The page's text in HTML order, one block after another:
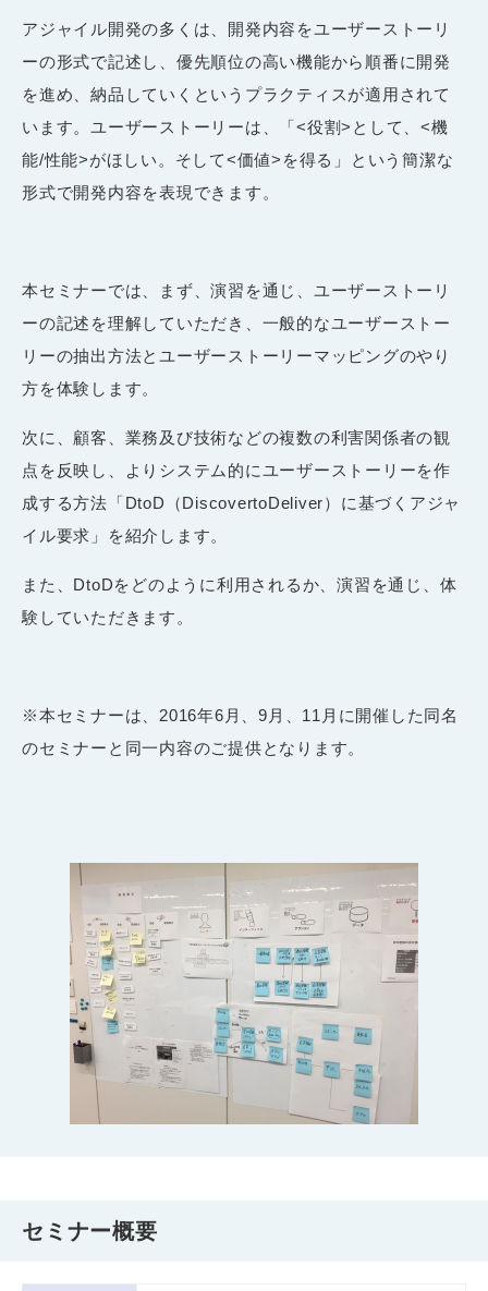
アジャイル開発の多くは、開発内容をユーザーストーリ
ーの形式で記述し、優先順位の高い機能から順番に開発
を進め、納品していくというプラクティスが適用されて
います。ユーザーストーリーは、「<役割>として、<機
能/性能>がほしい。そして<価値>を得る」という簡潔な
形式で開発内容を表現できます。
本セミナーでは、まず、演習を通じ、ユーザーストーリ
ーの記述を理解していただき、一般的なユーザーストー
リーの抽出方法とユーザーストーリーマッピングのやり
方を体験します。
次に、顧客、業務及び技術などの複数の利害関係者の観
点を反映し、よりシステム的にユーザーストーリーを作
成する方法「DtoD（DiscovertoDeliver）に基づくアジャ
イル要求」を紹介します。
また、DtoDをどのように利用されるか、演習を通じ、体
験していただきます。
※本セミナーは、2016年6月、9月、11月に開催した同名
のセミナーと同一内容のご提供となります。
セミナー概要